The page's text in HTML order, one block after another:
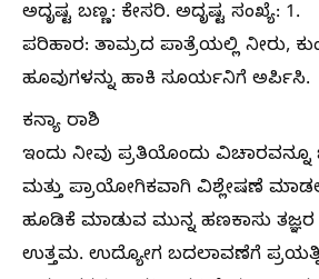
ಅದೃಷ್ಟ ಬಣ್ಣ: ಕೇಸರಿ. ಅದೃಷ್ಟ ಸಂಖ್ಯೆ: 1.
ಪರಿಹಾರ: ತಾಮ್ರದ ಪಾತ್ರೆಯಲ್ಲಿ ನೀರು,
ಹೂವುಗಳನ್ನು ಹಾಕಿ ಸೂರ್ಯನಿಗೆ ಅರ್ಪಿಸಿ.
ಕನ್ಯಾ ರಾಶಿ
ಇಂದು ನೀವು ಪ್ರತಿಯೊಂದು ವಿಚಾರವನ್ನೂ
ಮತ್ತು ಪ್ರಾಯೋಗಿಕವಾಗಿ ವಿಶ್ಲೇಷಣೆ
ಹೂಡಿಕೆ ಮಾಡುವ ಮುನ್ನ ಹಣಕಾಸು
ಉತ್ತಮ. ಉದ್ಯೋಗ ಬದಲಾವಣೆಗೆ